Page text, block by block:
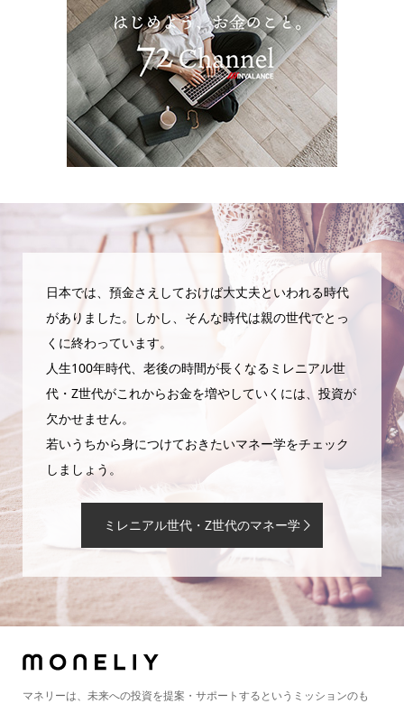
日本では、預金さえしておけば大丈夫といわれる時代
がありました。しかし、そんな時代は親の世代でとっ
くに終わっています。
人生100年時代、老後の時間が長くなるミレニアル世
代・Z世代がこれからお金を増やしていくには、投資が
欠かせません。
若いうちから身につけておきたいマネー学をチェック
しましょう。
ミレニアル世代・Z世代のマネー学
マネリーは、未来への投資を提案・サポートするというミッションのも